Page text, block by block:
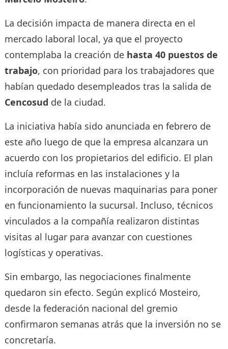
La decisión impacta de manera directa en el
mercado laboral local, ya que el proyecto
contemplaba la creación de hasta 40 puestos de
trabajo, con prioridad para los trabajadores que
habían quedado desempleados tras la salida de
Cencosud de la ciudad.
La iniciativa había sido anunciada en febrero de
este año luego de que la empresa alcanzara un
acuerdo con los propietarios del edificio. El plan
incluía reformas en las instalaciones y la
incorporación de nuevas maquinarias para poner
en funcionamiento la sucursal. Incluso, técnicos
vinculados a la compañía realizaron distintas
visitas al lugar para avanzar con cuestiones
logísticas y operativas.
Sin embargo, las negociaciones finalmente
quedaron sin efecto. Según explicó Mosteiro,
desde la federación nacional del gremio
confirmaron semanas atrás que la inversión no se
concretaría.